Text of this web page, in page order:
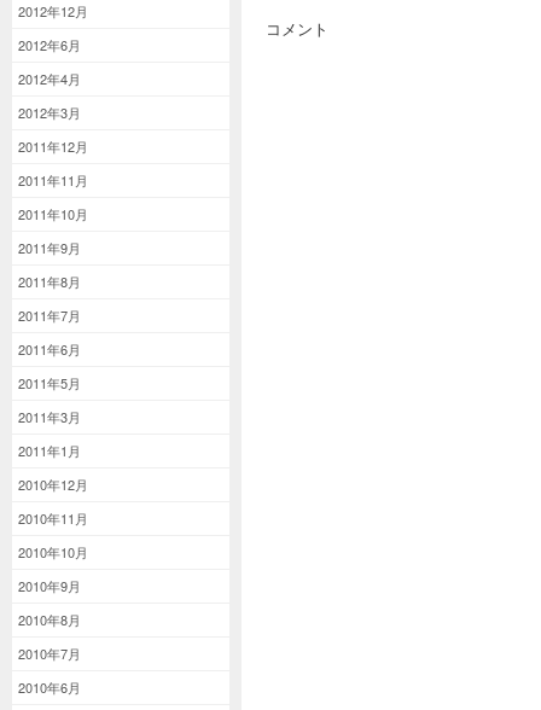
2012年12月
2012年6月
2012年4月
2012年3月
2011年12月
2011年11月
2011年10月
2011年9月
2011年8月
2011年7月
2011年6月
2011年5月
2011年3月
2011年1月
2010年12月
2010年11月
2010年10月
2010年9月
2010年8月
2010年7月
2010年6月
コメント